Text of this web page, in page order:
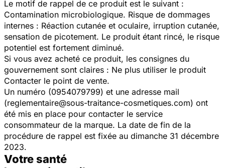
Le motif de rappel de ce produit est le suivant :
Contamination microbiologique. Risque de dommages
internes : Réaction cutanée et oculaire, irruption cutanée,
sensation de picotement. Le produit étant rincé, le risque
potentiel est fortement diminué.
Si vous avez acheté ce produit, les consignes du
gouvernement sont claires : Ne plus utiliser le produit
Contacter le point de vente.
Un numéro (0954079799) et une adresse mail
(reglementaire@sous-traitance-cosmetiques.com) ont
été mis en place pour contacter le service
consommateur de la marque. La date de fin de la
procédure de rappel est fixée au dimanche 31 décembre
2023.
Votre santé